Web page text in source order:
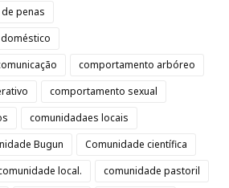
penas
comportamento arbóreo
comportamento sexual
comunidadaes locais
Bugun
Comunidade científica
local.
comunidade pastoril